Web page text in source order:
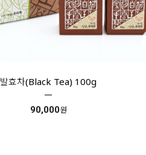
발효차(Black Tea) 100g
90,000원